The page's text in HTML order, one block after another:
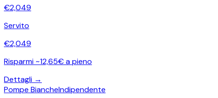
€2,049
Servito
€2,049
Risparmi ~12,65€ a pieno
Dettagli →
Pompe BiancheIndipendente